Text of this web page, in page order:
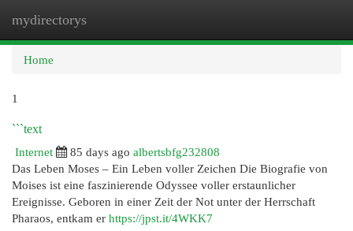
mydirectorys
Home
1
```text
Internet
85 days ago albertsbfg232808
Das Leben Moses – Ein Leben voller Zeichen Die Biografie von
Moises ist eine faszinierende Odyssee voller erstaunlicher
Ereignisse. Geboren in einer Zeit der Not unter der Herrschaft
Pharaos, entkam er https://jpst.it/4WKK7